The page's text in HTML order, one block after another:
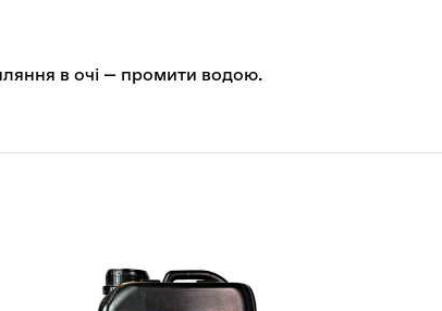
в очі — промити водою.